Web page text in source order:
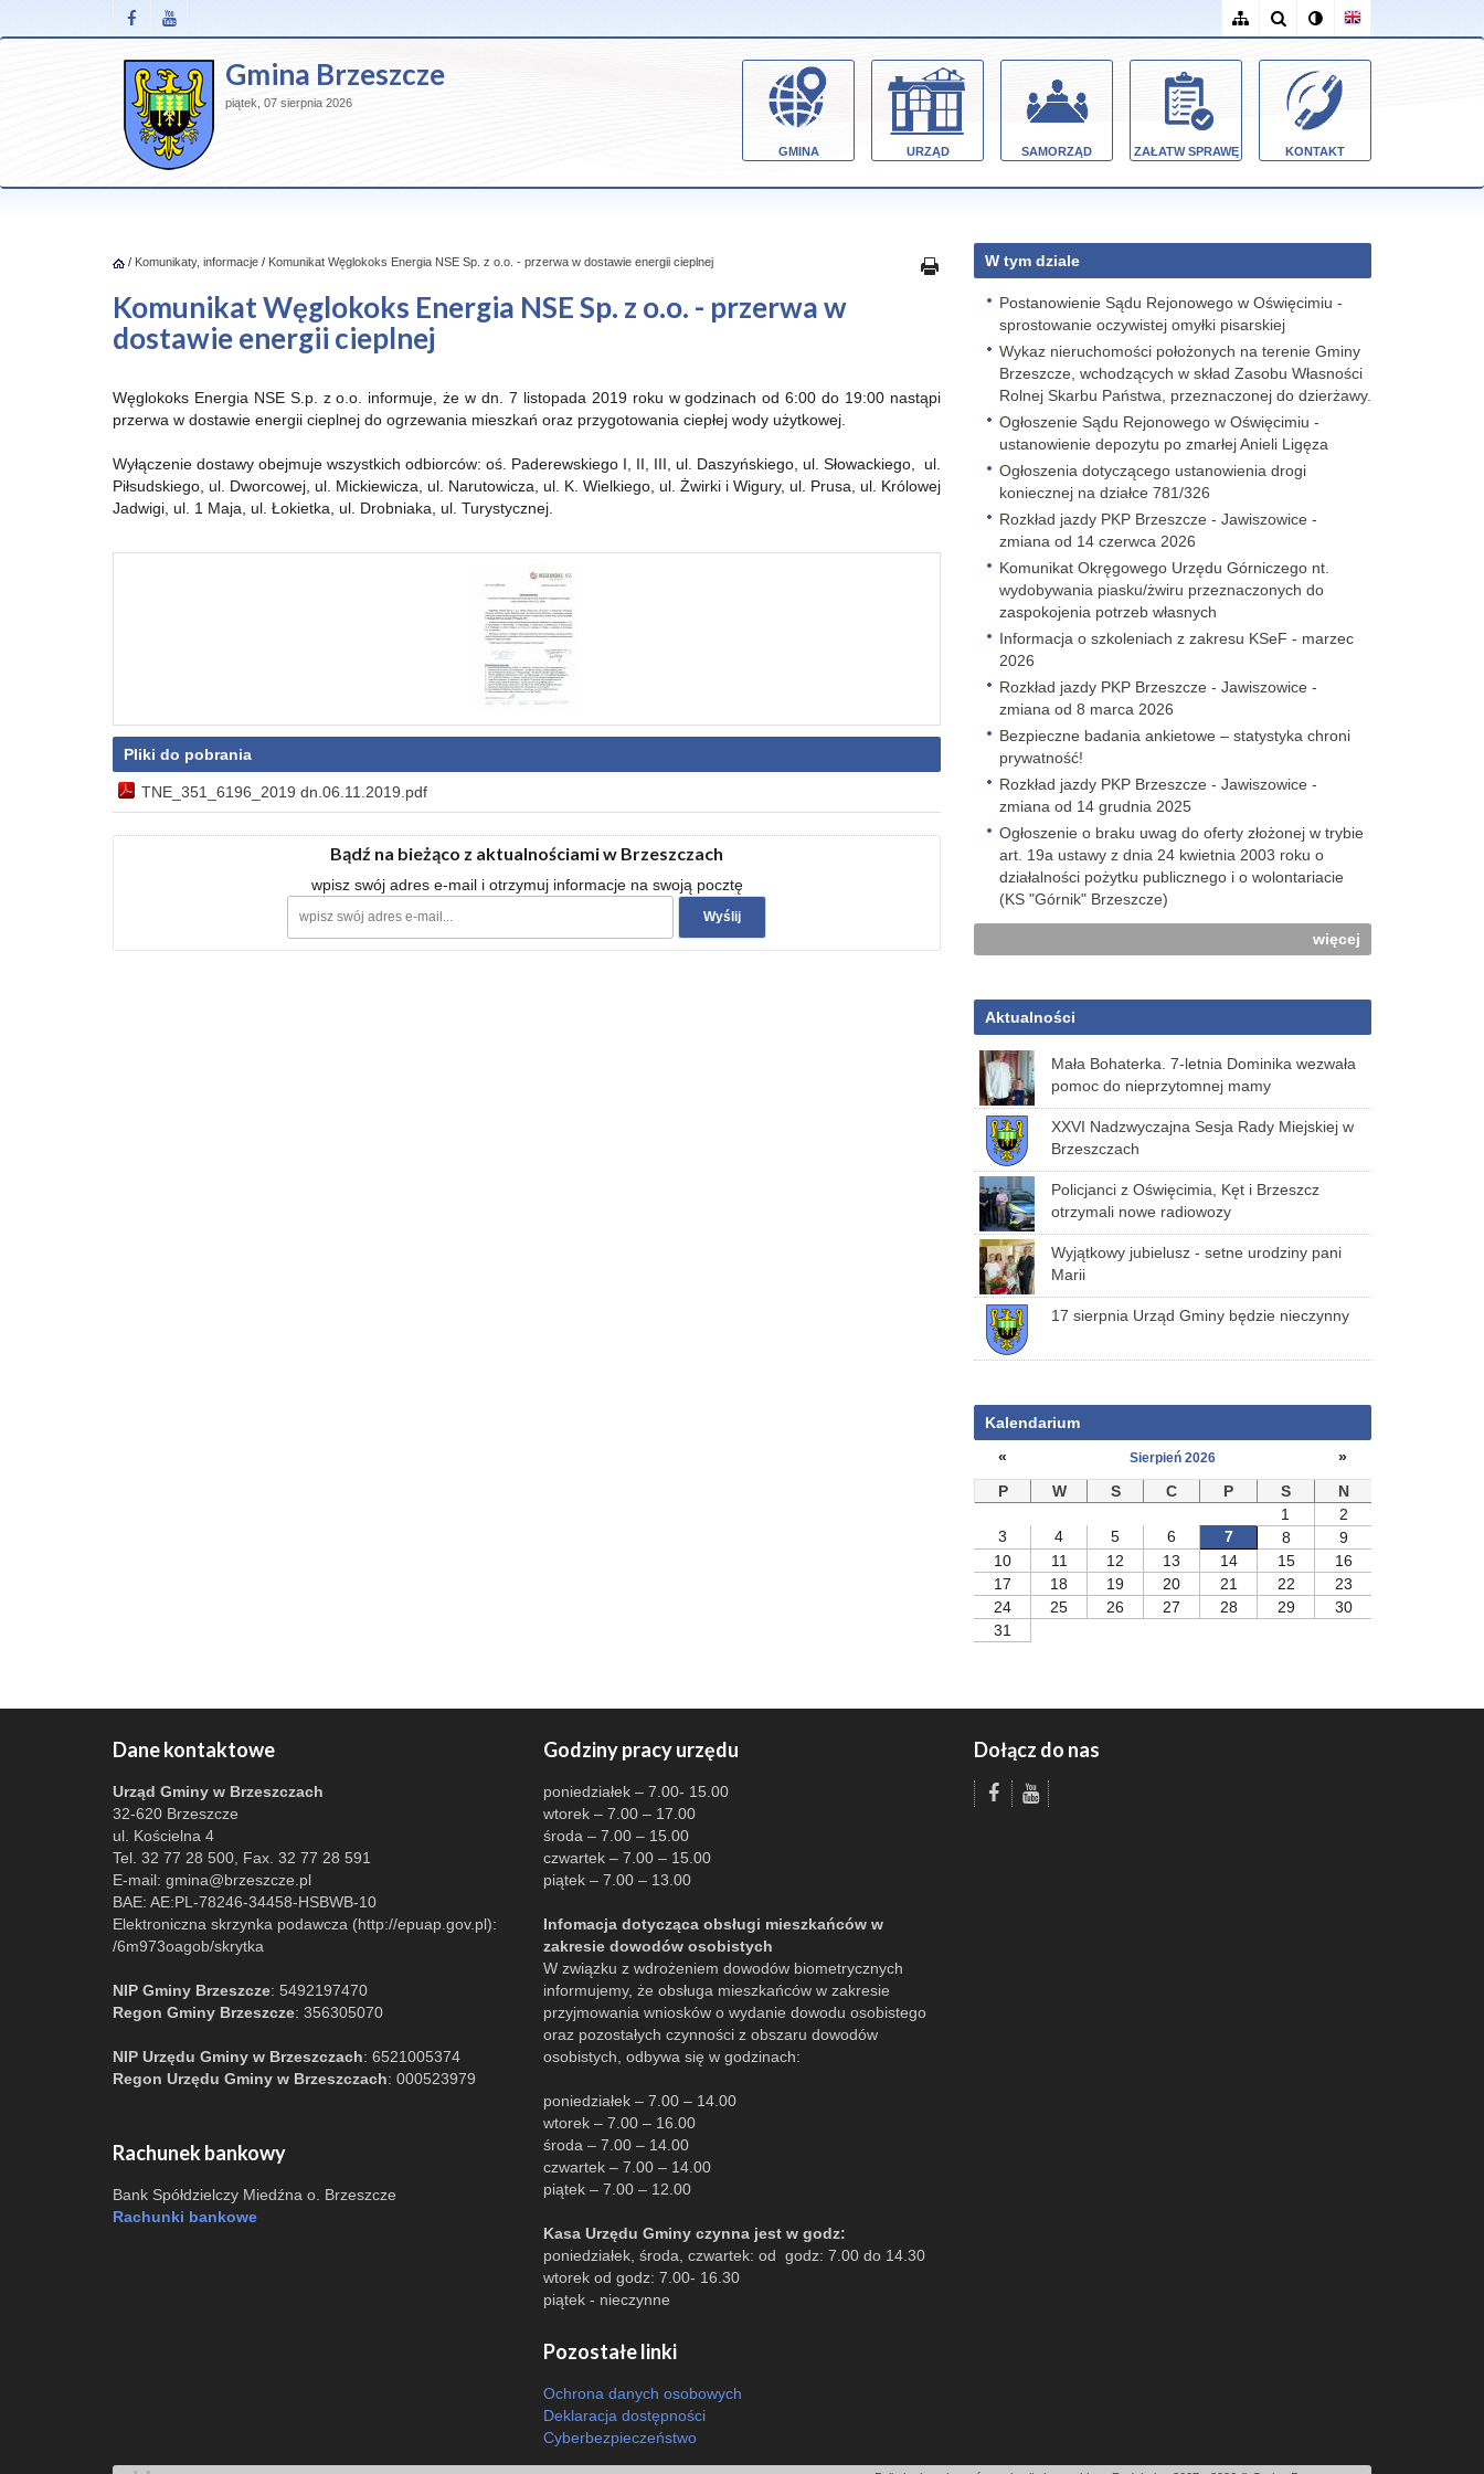
Gmina Brzeszcze
piątek, 07 sierpnia 2026
GMINA URZĄD SAMORZĄD ZAŁATW SPRAWĘ KONTAKT
/ Komunikaty, informacje / Komunikat Węglokoks Energia NSE Sp. z o.o. - przerwa w dostawie energii cieplnej
Komunikat Węglokoks Energia NSE Sp. z o.o. - przerwa w
dostawie energii cieplnej
Węglokoks Energia NSE S.p. z o.o. informuje, że w dn. 7 listopada 2019 roku w godzinach od 6:00 do 19:00 nastąpi
przerwa w dostawie energii cieplnej do ogrzewania mieszkań oraz przygotowania ciepłej wody użytkowej.
Wyłączenie dostawy obejmuje wszystkich odbiorców: oś. Paderewskiego I, II, III, ul. Daszyńskiego, ul. Słowackiego, ul.
Piłsudskiego, ul. Dworcowej, ul. Mickiewicza, ul. Narutowicza, ul. K. Wielkiego, ul. Żwirki i Wigury, ul. Prusa, ul. Królowej
Jadwigi, ul. 1 Maja, ul. Łokietka, ul. Drobniaka, ul. Turystycznej.
Pliki do pobrania
TNE_351_6196_2019 dn.06.11.2019.pdf
Bądź na bieżąco z aktualnościami w Brzeszczach
wpisz swój adres e-mail i otrzymuj informacje na swoją pocztę
W tym dziale
Postanowienie Sądu Rejonowego w Oświęcimiu -
sprostowanie oczywistej omyłki pisarskiej
Wykaz nieruchomości położonych na terenie Gminy
Brzeszcze, wchodzących w skład Zasobu Własności
Rolnej Skarbu Państwa, przeznaczonej do dzierżawy.
Ogłoszenie Sądu Rejonowego w Oświęcimiu -
ustanowienie depozytu po zmarłej Anieli Ligęza
Ogłoszenia dotyczącego ustanowienia drogi
koniecznej na działce 781/326
Rozkład jazdy PKP Brzeszcze - Jawiszowice -
zmiana od 14 czerwca 2026
Komunikat Okręgowego Urzędu Górniczego nt.
wydobywania piasku/żwiru przeznaczonych do
zaspokojenia potrzeb własnych
Informacja o szkoleniach z zakresu KSeF - marzec
2026
Rozkład jazdy PKP Brzeszcze - Jawiszowice -
zmiana od 8 marca 2026
Bezpieczne badania ankietowe – statystyka chroni
prywatność!
Rozkład jazdy PKP Brzeszcze - Jawiszowice -
zmiana od 14 grudnia 2025
Ogłoszenie o braku uwag do oferty złożonej w trybie
art. 19a ustawy z dnia 24 kwietnia 2003 roku o
działalności pożytku publicznego i o wolontariacie
(KS "Górnik" Brzeszcze)
więcej
Aktualności
Mała Bohaterka. 7-letnia Dominika wezwała
pomoc do nieprzytomnej mamy
XXVI Nadzwyczajna Sesja Rady Miejskiej w
Brzeszczach
Policjanci z Oświęcimia, Kęt i Brzeszcz
otrzymali nowe radiowozy
Wyjątkowy jubielusz - setne urodziny pani
Marii
17 sierpnia Urząd Gminy będzie nieczynny
Kalendarium
«
Sierpień 2026
»
P
W S C P S
N
1
2
3
4 5 6 7 8
9
10
11 12 13 14 15
16
17
18 19 20 21 22
23
24
25 26 27 28 29
30
31
Dane kontaktowe
Urząd Gminy w Brzeszczach
32-620 Brzeszcze
ul. Kościelna 4
Tel. 32 77 28 500, Fax. 32 77 28 591
E-mail: gmina@brzeszcze.pl
BAE: AE:PL-78246-34458-HSBWB-10
Elektroniczna skrzynka podawcza (http://epuap.gov.pl):
/6m973oagob/skrytka
NIP Gminy Brzeszcze: 5492197470
Regon Gminy Brzeszcze: 356305070
NIP Urzędu Gminy w Brzeszczach: 6521005374
Regon Urzędu Gminy w Brzeszczach: 000523979
Rachunek bankowy
Bank Spółdzielczy Miedźna o. Brzeszcze
Rachunki bankowe
Godziny pracy urzędu
poniedziałek – 7.00- 15.00
wtorek – 7.00 – 17.00
środa – 7.00 – 15.00
czwartek – 7.00 – 15.00
piątek – 7.00 – 13.00
Infomacja dotycząca obsługi mieszkańców w
zakresie dowodów osobistych
W związku z wdrożeniem dowodów biometrycznych
informujemy, że obsługa mieszkańców w zakresie
przyjmowania wniosków o wydanie dowodu osobistego
oraz pozostałych czynności z obszaru dowodów
osobistych, odbywa się w godzinach:
poniedziałek – 7.00 – 14.00
wtorek – 7.00 – 16.00
środa – 7.00 – 14.00
czwartek – 7.00 – 14.00
piątek – 7.00 – 12.00
Kasa Urzędu Gminy czynna jest w godz:
poniedziałek, środa, czwartek: od godz: 7.00 do 14.30
wtorek od godz: 7.00- 16.30
piątek - nieczynne
Pozostałe linki
Ochrona danych osobowych
Deklaracja dostępności
Cyberbezpieczeństwo
Dołącz do nas